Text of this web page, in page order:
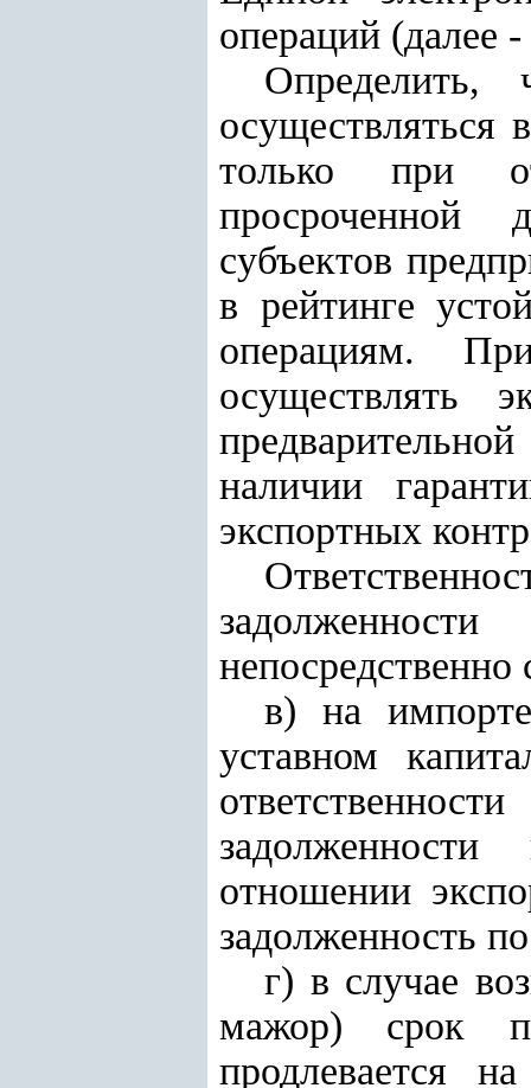
операций
осуществляться
только при
просроченной
субъектов
в рейтинге
операциям.
осуществлять
наличии
экспортных
в) на
уставном
отношении
задолженность
г) в случае
мажор) срок
продлевается